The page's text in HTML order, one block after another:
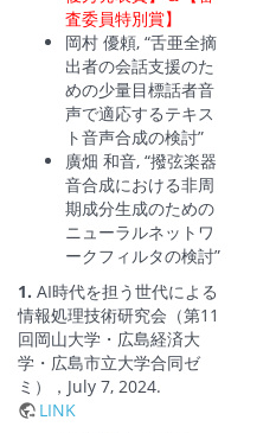
査委員特別賞】
岡村 優頼, “舌亜全摘
出者の会話支援のた
めの少量目標話者音
声で適応するテキス
ト音声合成の検討”
廣畑 和音, “撥弦楽器
音合成における非周
期成分生成のための
ニューラルネットワ
ークフィルタの検討”
1. AI時代を担う世代による
情報処理技術研究会（第11
回岡山大学・広島経済大
学・広島市立大学合同ゼ
ミ），July 7, 2024.
LINK